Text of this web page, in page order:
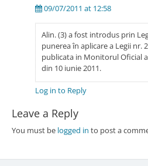
09/07/2011 at 12:58
Alin. (3) a fost introdus prin
punerea în aplicare a Legii nr.
publicata in Monitorul Oficial
din 10 iunie 2011.
Log in to Reply
Leave a Reply
You must be logged in to post a